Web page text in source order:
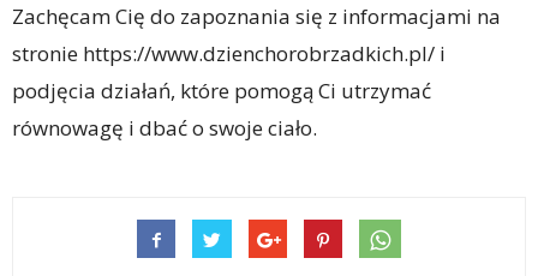
Zachęcam Cię do zapoznania się z informacjami na
stronie https://www.dzienchorobrzadkich.pl/ i
podjęcia działań, które pomogą Ci utrzymać
równowagę i dbać o swoje ciało.